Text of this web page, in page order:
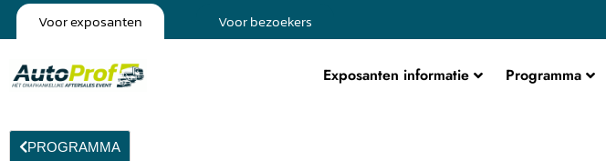
Voor exposanten Voor bezoekers
Exposanten informatie Programma
PROGRAMMA